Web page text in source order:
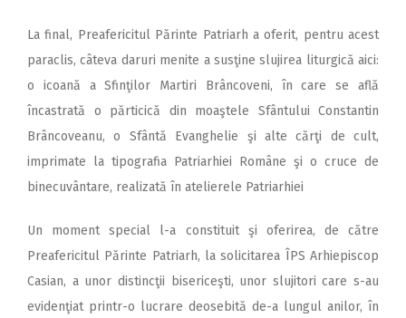
La final, Preafericitul Părinte Patriarh a oferit, pentru acest
paraclis, câteva daruri menite a susţine slujirea liturgică aici:
o icoană a Sfinţilor Martiri Brâncoveni, în care se află
încastrată o părticică din moaştele Sfântului Constantin
Brâncoveanu, o Sfântă Evanghelie şi alte cărţi de cult,
imprimate la tipografia Patriarhiei Române şi o cruce de
binecuvântare, realizată în atelierele Patriarhiei
Un moment special l-a constituit şi oferirea, de către
Preafericitul Părinte Patriarh, la solicitarea ÎPS Arhiepiscop
Casian, a unor distincţii bisericeşti, unor slujitori care s-au
evidenţiat printr-o lucrare deosebită de-a lungul anilor, în